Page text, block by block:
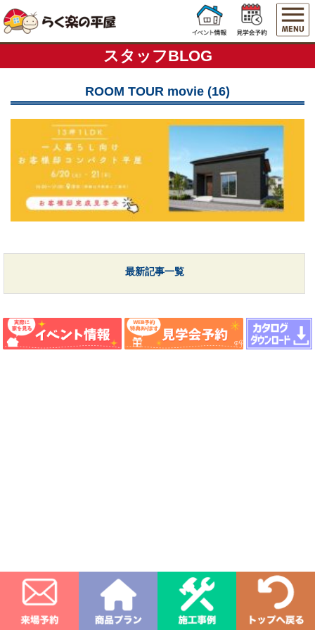
スタッフBLOG
ROOM TOUR movie (16)
最新記事一覧